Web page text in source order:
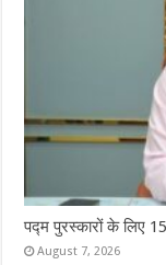
पद्म पुरस्कारों के लिए
August 7, 2026